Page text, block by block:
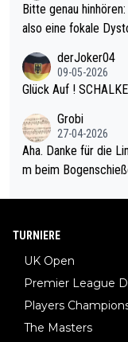
Bitte genau
also eine fokale
erden, im Arm hat.
be immer noch,
diese könnten teils
man nur zum
derJoker04
09-05-2026
Glück Auf !
Grobi
27-04-2026
Aha. Danke für die
m beim
rlichkeit
ftigt sich ausführlich,
dem Thema.
TURNIERE
UK Open
Premier League
Players
The Masters